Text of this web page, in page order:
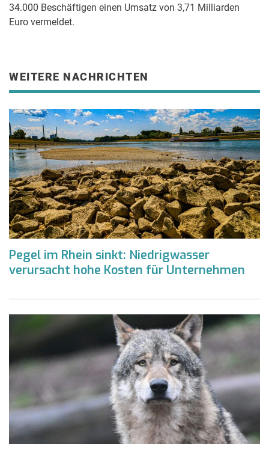
34.000 Beschäftigen einen Umsatz von 3,71 Milliarden
Euro vermeldet.
WEITERE NACHRICHTEN
Pegel im Rhein sinkt: Niedrigwasser
verursacht hohe Kosten für Unternehmen